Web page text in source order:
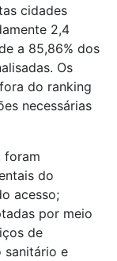
cidades
2,4
a 85,86% dos
Os
do ranking
necessárias
foram
do
acesso;
por meio
de
sanitário e